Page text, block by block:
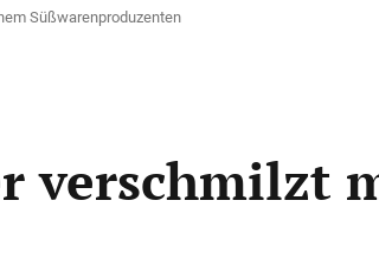
Süßwarenproduzenten
verschmilzt